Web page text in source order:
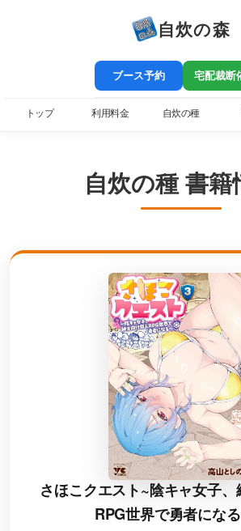
自炊の森
ブース予約 宅配裁断
トップ 利用料金 自炊の種
自炊の種 書籍
さほこクエスト~陰キャ女子
RPG世界で勇者にな